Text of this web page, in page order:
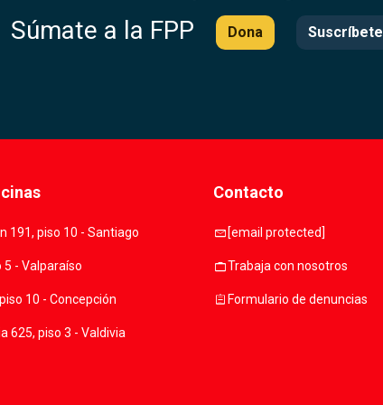
Súmate a la FPP
Dona Suscríbete
191, piso 10 - Santiago
5 - Valparaíso
10 - Concepción
625, piso 3 - Valdivia
Contacto
mail [email protected]
workTrabaja con nosotros
assignment Formulario de denuncias